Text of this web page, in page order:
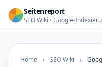
Seitenreport
SEO Wiki • Google-
Home › SEO Wiki ›